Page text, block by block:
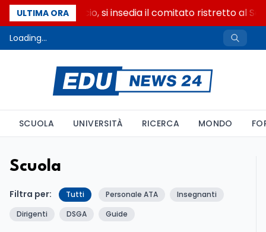
ULTIMA ORA
Riforma del calcio, si insedia il comitato ristretto al
Loading...
SCUOLA UNIVERSITÀ RICERCA MONDO
Scuola
Filtra per: Tutti Personale ATA
Insegnanti
Dirigenti
DSGA Guide